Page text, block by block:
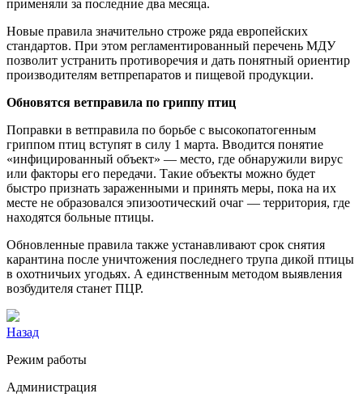
применяли за последние два месяца.
Новые правила значительно строже ряда европейских
стандартов. При этом регламентированный перечень МДУ
позволит устранить противоречия и дать понятный ориентир
производителям ветпрепаратов и пищевой продукции.
Обновятся ветправила по гриппу птиц
Поправки в ветправила по борьбе с высокопатогенным
гриппом птиц вступят в силу 1 марта. Вводится понятие
«инфицированный объект» — место, где обнаружили вирус
или факторы его передачи. Такие объекты можно будет
быстро признать зараженными и принять меры, пока на их
месте не образовался эпизоотический очаг — территория, где
находятся больные птицы.
Обновленные правила также устанавливают срок снятия
карантина после уничтожения последнего трупа дикой птицы
в охотничьих угодьях. А единственным методом выявления
возбудителя станет ПЦР.
Назад
Режим работы
Администрация